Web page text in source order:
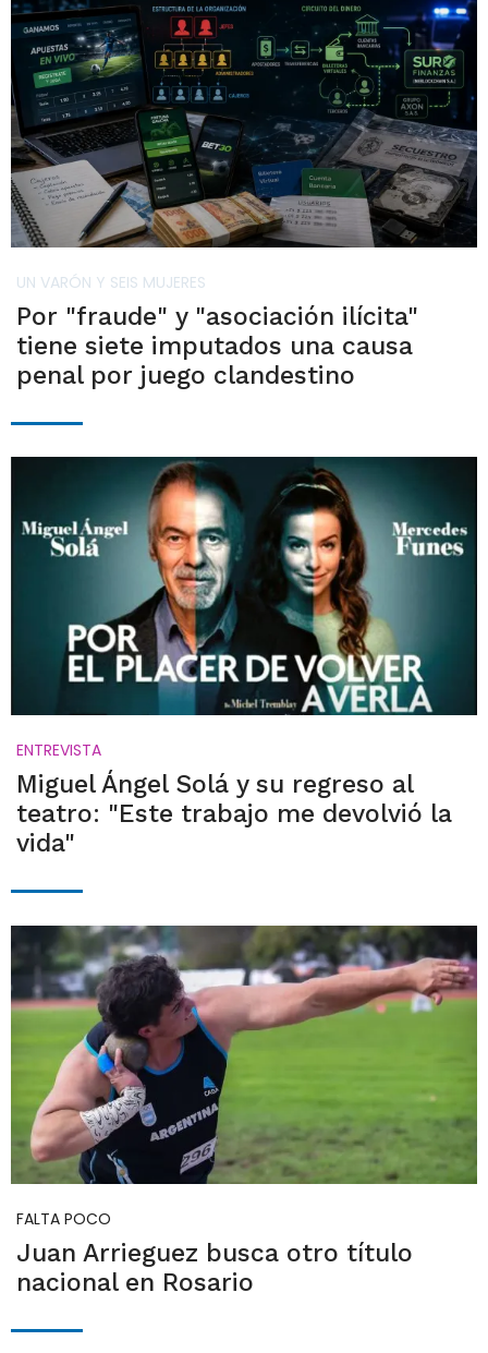
UN VARÓN Y SEIS MUJERES
Por "fraude" y "asociación ilícita"
tiene siete imputados una causa
penal por juego clandestino
ENTREVISTA
Miguel Ángel Solá y su regreso al
teatro: "Este trabajo me devolvió la
vida"
FALTA POCO
Juan Arrieguez busca otro título
nacional en Rosario